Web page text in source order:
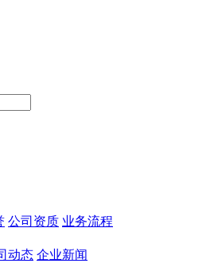
公司资质 业务流程
动态 企业新闻